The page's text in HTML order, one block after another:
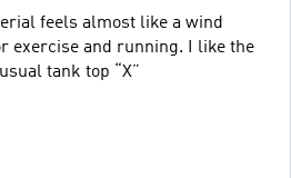
feels almost like a wind
exercise and running. I like the
tank top “X”